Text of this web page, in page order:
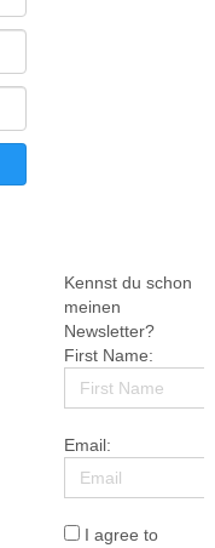
Kennst du schon
meinen
Newsletter?
First Name:
Email:
I agree to